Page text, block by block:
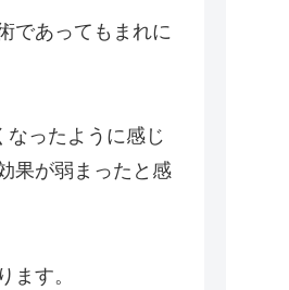
であってもまれに
ったように感じ
果が弱まったと感
ます。